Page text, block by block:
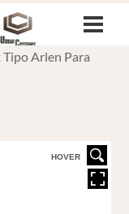
Arlen Para
HOVER